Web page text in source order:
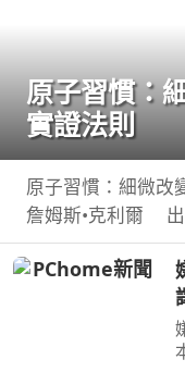
原子習慣：
實證法則
原子習慣：細微改
詹姆斯•克利爾
06-01 00:00:00 每
37倍；每天都退步